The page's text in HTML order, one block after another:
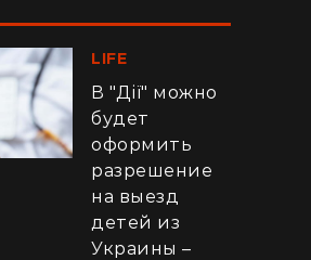
LIFE
В "Дії" можно
будет
оформить
разрешение
на выезд
детей из
Украины –